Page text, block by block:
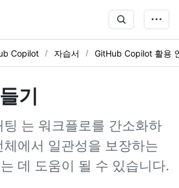
Copilot 자습서 GitHub Copilot 활용
기
는 워크플로를 간소화하
체에서 일관성을 보장하는
데 도움이 될 수 있습니다.